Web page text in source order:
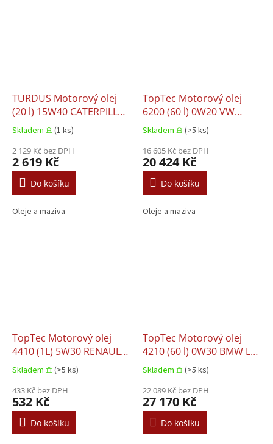
TURDUS Motorový olej
(20 l) 15W40 CATERPILLAR
ECF-2 DEUTZ DQC III-18
LA MACK EO-N MAN 3275-
1 MB 228.3 MTU TYPE 2
RENAULT RLD-2 VOLVO
VDS-3
Skladem 𖠿 (1 ks)
2 129 Kč bez DPH
2 619 Kč
Do košíku
Oleje a maziva
TopTec Motorový olej
6200 (60 l) 0W20 VW
508.00 VW 509.00
Skladem 𖠿 (>5 ks)
16 605 Kč bez DPH
20 424 Kč
Do košíku
Oleje a maziva
TopTec Motorový olej
4410 (1L) 5W30 RENAULT
RN 0700 RENAULT RN
0710 RENAULT RN 17
Skladem 𖠿 (>5 ks)
433 Kč bez DPH
532 Kč
Do košíku
TopTec Motorový olej
4210 (60 l) 0W30 BMW LL-
04 MB 229.51 MB 229.52
PORSCHE C30 VW 504.00
VW 507.00
Skladem 𖠿 (>5 ks)
22 089 Kč bez DPH
27 170 Kč
Do košíku